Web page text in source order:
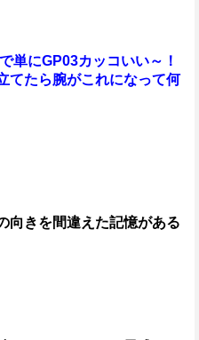
単にGP03カッコいい～！
てたら腕がこれになって何
向きを間違えた記憶がある